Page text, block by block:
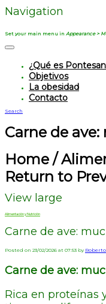
Navigation
Set your main menu in Appearance >
¿Qué es
Objetivos
La obesidad
Contacto
Search
Carne de
Home /
Return to
View large
Alimentación y Nutrición
Carne de ave:
Posted on 23/02/2026 at 07:53 by
Carne de ave:
Rica en proteínas